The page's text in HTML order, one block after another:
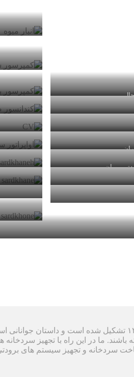
بوران
گروه صنعتی ساخت سردخانه از سال ۱۳۸۸ تشکیل
ما در این راه با تجهیز سردخانه
سردخانه و تجهیز سیستم های